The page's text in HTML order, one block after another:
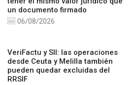
un documento firmado
06/08/2026
VeriFactu y SII: las operaciones
desde Ceuta y Melilla también
pueden quedar excluidas del
RRSIF